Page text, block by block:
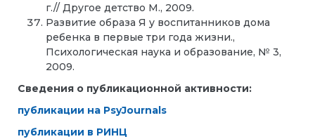
г.// Другое детство М., 2009.
Развитие образа Я у воспитанников дома
ребенка в первые три года жизни.,
Психологическая наука и образование, № 3,
2009.
Сведения о публикационной активности:
публикации на PsyJournals
публикации в РИНЦ